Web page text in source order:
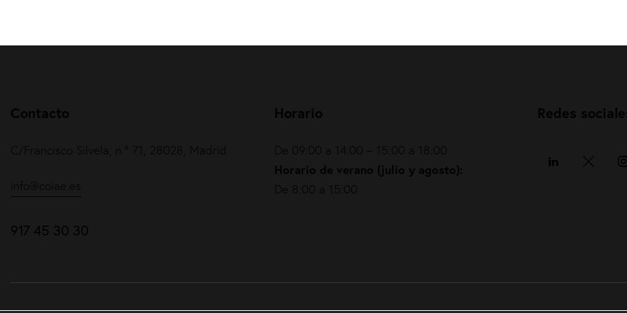
Contacto
C/Francisco Silvela, n.º 71, 28028, Madrid
info@coiae.es
917 45 30 30
Horario
De 09:00 a 14:00 – 15:00 a 18:00
Horario de verano (julio y agosto):
De 8:00 a 15:00
Redes